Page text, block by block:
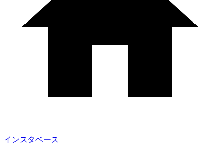
インスタベース